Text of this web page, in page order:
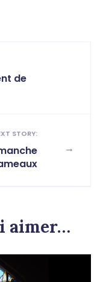
de
→
STORY:
aimer…